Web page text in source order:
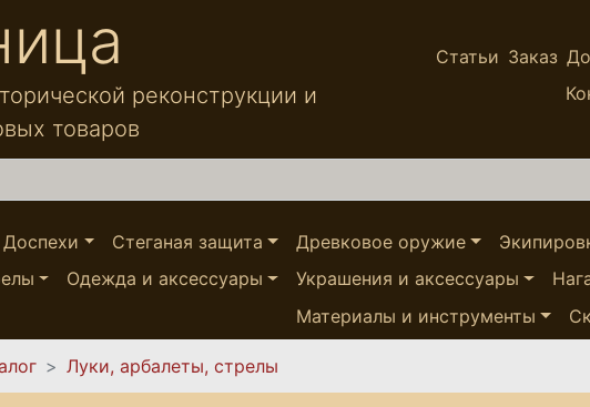
реконструкции и
товаров
Статьи Заказ
Доспехи Стеганая защита Древковое оружие
Одежда и аксессуары Украшения и аксессуары
Материалы и инструменты
Луки, арбалеты, стрелы